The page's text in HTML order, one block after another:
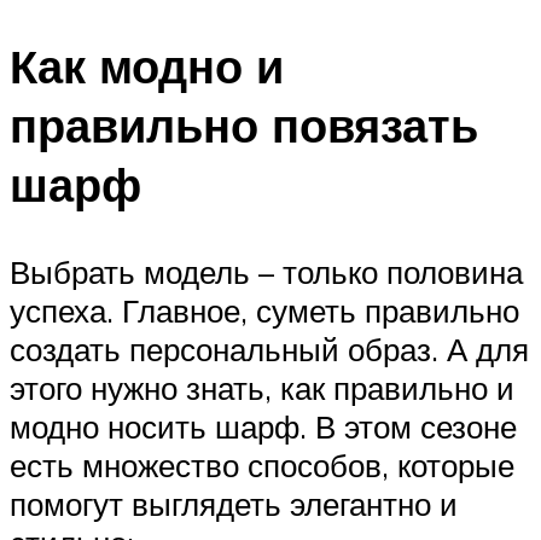
Как модно и
правильно повязать
шарф
Выбрать модель – только половина
успеха. Главное, суметь правильно
создать персональный образ. А для
этого нужно знать, как правильно и
модно носить шарф. В этом сезоне
есть множество способов, которые
помогут выглядеть элегантно и